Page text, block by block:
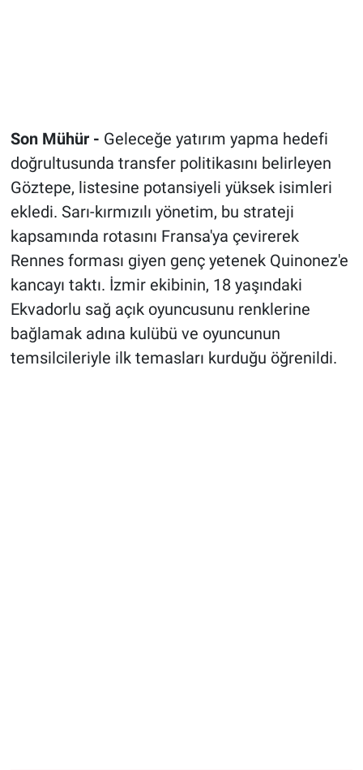
Son Mühür - Geleceğe yatırım yapma hedefi
doğrultusunda transfer politikasını belirleyen
Göztepe, listesine potansiyeli yüksek isimleri
ekledi. Sarı-kırmızılı yönetim, bu strateji
kapsamında rotasını Fransa'ya çevirerek
Rennes forması giyen genç yetenek Quinonez'e
kancayı taktı. İzmir ekibinin, 18 yaşındaki
Ekvadorlu sağ açık oyuncusunu renklerine
bağlamak adına kulübü ve oyuncunun
temsilcileriyle ilk temasları kurduğu öğrenildi.